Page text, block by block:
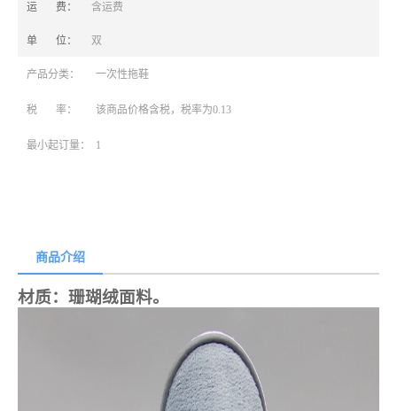
运 费： 含运费
单 位： 双
产品分类： 一次性拖鞋
税 率： 该商品价格含税，税率为0.13
最小起订量： 1
商品介绍
材质： 珊瑚绒面料。